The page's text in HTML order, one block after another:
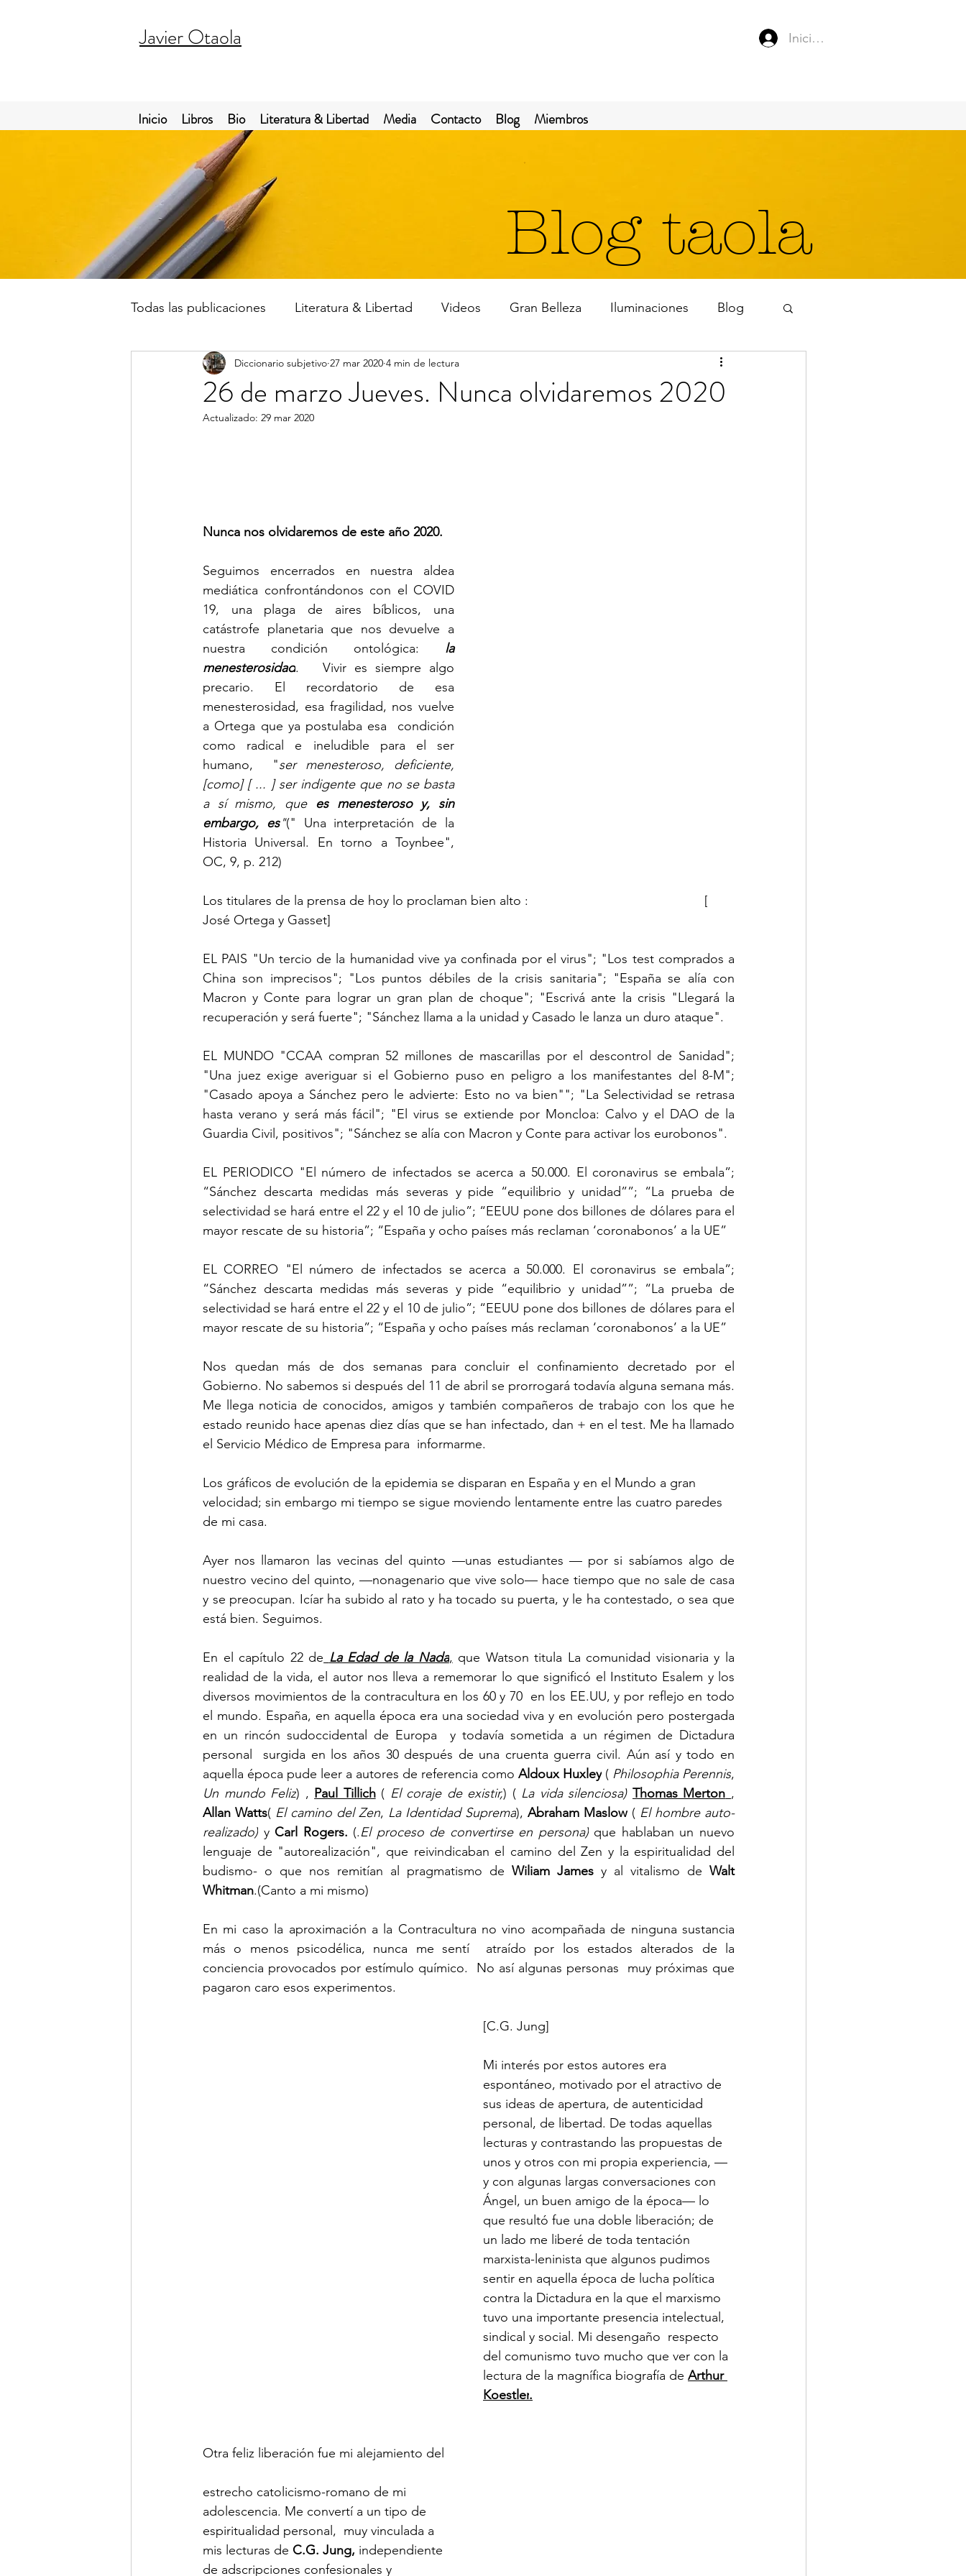
Javier Otaola Iniciar sesión
Inicio Libros Bio Literatura & Libertad Media Contacto Blog Miembros
Blog taola
Todas las publicaciones Literatura & Libertad Videos Gran Belleza Iluminaciones Blog
Diccionario subjetivo
26 de marzo Jueves. Nunca olvidaremos 2020
Diccionario subjetivo 27 mar 2020 4 min de lectura
Actualizado: 29 mar 2020
Nunca nos olvidaremos de este año 2020.
Seguimos encerrados en nuestra aldea
mediática confrontándonos con el COVID
19, una plaga de aires bíblicos, una
catástrofe planetaria que nos devuelve a
nuestra condición ontológica: la
menesterosidad.
  Vivir es siempre algo
precario. El recordatorio de esa
menesterosidad, esa fragilidad, nos vuelve
a Ortega que ya postulaba esa  condición
como radical e ineludible para el ser
humano,  "ser menesteroso, deficiente,
[como] [ ... ] ser indigente que no se basta
a sí mismo, que es menesteroso y, sin
embargo, es"(" Una interpretación de la
Historia Universal. En torno a Toynbee",
OC, 9, p. 212)
Los titulares de la prensa de hoy lo proclaman bien alto :                                                 [
José Ortega y Gasset]
EL PAIS "Un tercio de la humanidad vive ya confinada por el virus"; "Los test comprados a
China son imprecisos"; "Los puntos débiles de la crisis sanitaria"; "España se alía con
Macron y Conte para lograr un gran plan de choque"; "Escrivá ante la crisis "Llegará la
recuperación y será fuerte"; "Sánchez llama a la unidad y Casado le lanza un duro ataque".
EL MUNDO "CCAA compran 52 millones de mascarillas por el descontrol de Sanidad";
"Una juez exige averiguar si el Gobierno puso en peligro a los manifestantes del 8-M";
"Casado apoya a Sánchez pero le advierte: Esto no va bien""; "La Selectividad se retrasa
hasta verano y será más fácil"; "El virus se extiende por Moncloa: Calvo y el DAO de la
Guardia Civil, positivos"; "Sánchez se alía con Macron y Conte para activar los eurobonos".
EL PERIODICO "El número de infectados se acerca a 50.000. El coronavirus se embala”;
“Sánchez descarta medidas más severas y pide “equilibrio y unidad””; “La prueba de
selectividad se hará entre el 22 y el 10 de julio”; “EEUU pone dos billones de dólares para el
mayor rescate de su historia”; “España y ocho países más reclaman ‘coronabonos’ a la UE”
EL CORREO "El número de infectados se acerca a 50.000. El coronavirus se embala”;
“Sánchez descarta medidas más severas y pide “equilibrio y unidad””; “La prueba de
selectividad se hará entre el 22 y el 10 de julio”; “EEUU pone dos billones de dólares para el
mayor rescate de su historia”; “España y ocho países más reclaman ‘coronabonos’ a la UE”
Nos quedan más de dos semanas para concluir el confinamiento decretado por el
Gobierno. No sabemos si después del 11 de abril se prorrogará todavía alguna semana más.
Me llega noticia de conocidos, amigos y también compañeros de trabajo con los que he
estado reunido hace apenas diez días que se han infectado, dan + en el test. Me ha llamado
el Servicio Médico de Empresa para  informarme.
Los gráficos de evolución de la epidemia se disparan en España y en el Mundo a gran
velocidad; sin embargo mi tiempo se sigue moviendo lentamente entre las cuatro paredes
de mi casa.
Ayer nos llamaron las vecinas del quinto —unas estudiantes — por si sabíamos algo de
nuestro vecino del quinto, —nonagenario que vive solo— hace tiempo que no sale de casa
y se preocupan. Icíar ha subido al rato y ha tocado su puerta, y le ha contestado, o sea que
está bien. Seguimos.
En el capítulo 22 de La Edad de la Nada, que Watson titula La comunidad visionaria y la
realidad de la vida, el autor nos lleva a rememorar lo que significó el Instituto Esalem y los
diversos movimientos de la contracultura en los 60 y 70  en los EE.UU, y por reflejo en todo
el mundo. España, en aquella época era una sociedad viva y en evolución pero postergada
en un rincón sudoccidental de Europa  y todavía sometida a un régimen de Dictadura
personal  surgida en los años 30 después de una cruenta guerra civil. Aún así y todo en
aquella época pude leer a autores de referencia como Aldoux Huxley ( Philosophia Perennis
Un mundo Feliz) , Paul Tillich ( El coraje de existir,) ( La vida silenciosa) Thomas Merton
Allan Watts( El camino del Zen, La Identidad Suprema), Abraham Maslow ( El hombre auto-
realizado) y Carl Rogers. (.El proceso de convertirse en persona) que hablaban un nuevo
lenguaje de "autorealización", que reivindicaban el camino del Zen y la espiritualidad del
budismo- o que nos remitían al pragmatismo de Wiliam James y al vitalismo de Walt
Whitman.(Canto a mi mismo)
En mi caso la aproximación a la Contracultura no vino acompañada de ninguna sustancia
más o menos psicodélica, nunca me sentí  atraído por los estados alterados de la
conciencia provocados por estímulo químico.  No así algunas personas  muy próximas que
pagaron caro esos experimentos.
[C.G. Jung]
Mi interés por estos autores era
espontáneo, motivado por el atractivo de
sus ideas de apertura, de autenticidad
personal, de libertad. De todas aquellas
lecturas y contrastando las propuestas de
unos y otros con mi propia experiencia, —
y con algunas largas conversaciones con
Ángel, un buen amigo de la época— lo
que resultó fue una doble liberación; de
un lado me liberé de toda tentación
marxista-leninista que algunos pudimos
sentir en aquella época de lucha política
contra la Dictadura en la que el marxismo
tuvo una importante presencia intelectual,
sindical y social. Mi desengaño  respecto
del comunismo tuvo mucho que ver con la
lectura de la magnífica biografía de Arthur
Koestler.
Otra feliz liberación fue mi alejamiento del
estrecho catolicismo-romano de mi
adolescencia. Me convertí a un tipo de
espiritualidad personal,  muy vinculada a
mis lecturas de C.G. Jung, independiente
de adscripciones confesionales y